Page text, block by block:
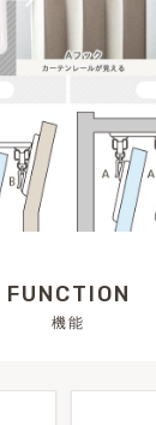
FUNCTION
機能